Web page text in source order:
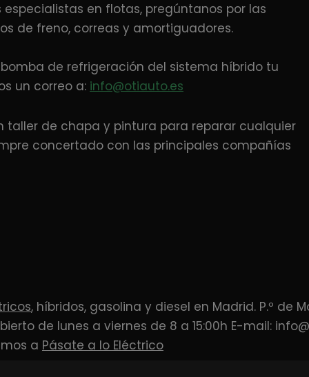
en flotas, pregúntanos por las
de freno, correas y amortiguadores.
de refrigeración del sistema híbrido tu
un correo a: info@otiauto.es
taller de chapa y pintura para reparar cualquier
concertado con las principales compañías
, híbridos, gasolina y diesel en Madrid. P.º de
de lunes a viernes de 8 a 15:00h E-mail:
a Pásate a lo Eléctrico